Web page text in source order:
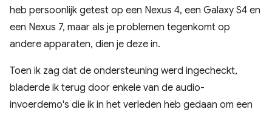
heb persoonlijk getest op een Nexus 4, een Galaxy S4 en
een Nexus 7, maar als je problemen tegenkomt op
andere apparaten, dien je deze in.
Toen ik zag dat de ondersteuning werd ingecheckt,
bladerde ik terug door enkele van de audio-
invoerdemo's die ik in het verleden heb gedaan om een ​​